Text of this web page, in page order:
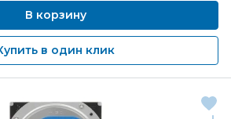
В корзину
в один клик